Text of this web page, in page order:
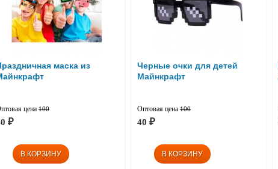
маска из
цена 100
₽
Черные очки для детей
Майнкрафт
Оптовая цена 100
40 ₽